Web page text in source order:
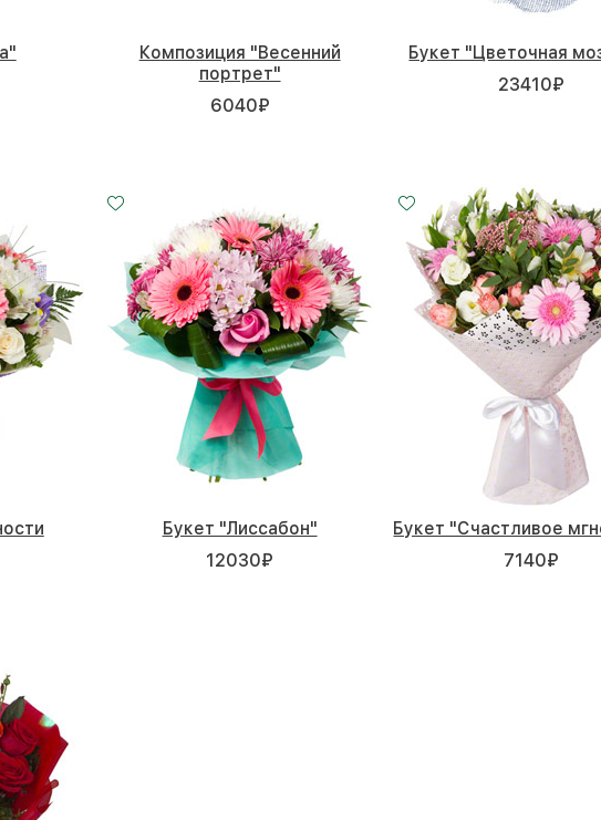
Композиция "Весенний
портрет"
6040₽
Букет "Цветочная
23410₽
Букет "Лиссабон"
12030₽
Букет "Счастливое
7140₽